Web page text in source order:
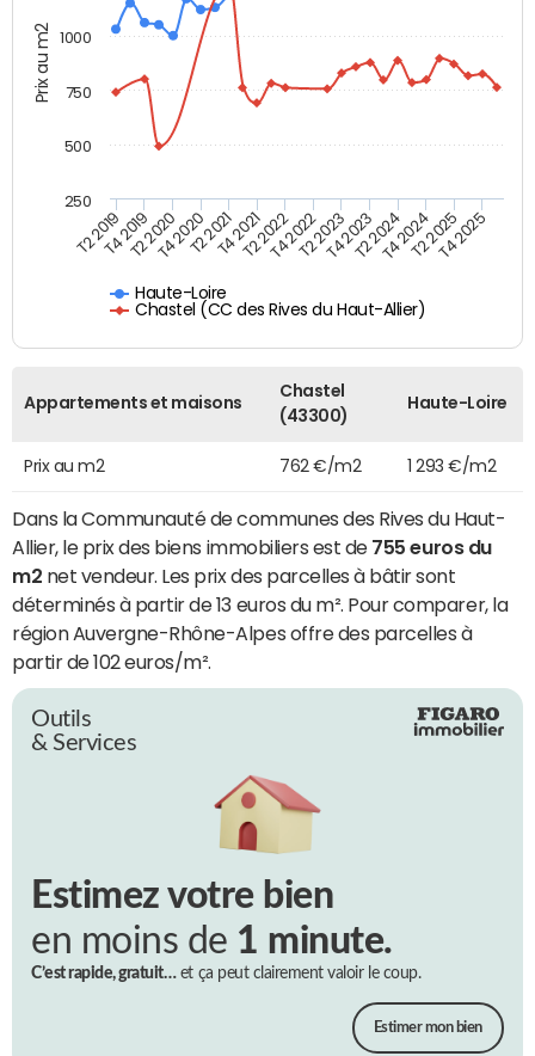
Prix au m2
Haute-Loire
Chastel (CC des Rives du Haut-Allier)
T2 2019T4 2019T2 2020T4 2020T2 2021T4 2021T2 2022T4 2022T2 2023T4 2023T2 2024T4 2024T2 2025T4 2025
250
500
750
1000
Appartements et maisons
Chastel
(43300)
Haute-Loire
Prix au m2 762 €/m2 1 293 €/m2
Dans la Communauté de communes des Rives du Haut-
Allier, le prix des biens immobiliers est de 755 euros du
m2 net vendeur. Les prix des parcelles à bâtir sont
déterminés à partir de 13 euros du m². Pour comparer, la
région Auvergne-Rhône-Alpes offre des parcelles à
partir de 102 euros/m².
Outils
& Services
Estimez votre bien
en moins de 1 minute.
C’est rapide, gratuit…et ça peut clairement valoir le coup.
Estimer mon bien